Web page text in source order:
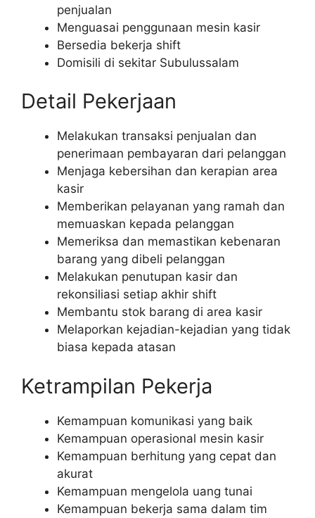
penjualan
Menguasai penggunaan mesin kasir
Bersedia bekerja shift
Domisili di sekitar Subulussalam
Detail Pekerjaan
Melakukan transaksi penjualan dan
penerimaan pembayaran dari pelanggan
Menjaga kebersihan dan kerapian area
kasir
Memberikan pelayanan yang ramah dan
memuaskan kepada pelanggan
Memeriksa dan memastikan kebenaran
barang yang dibeli pelanggan
Melakukan penutupan kasir dan
rekonsiliasi setiap akhir shift
Membantu stok barang di area kasir
Melaporkan kejadian-kejadian yang tidak
biasa kepada atasan
Ketrampilan Pekerja
Kemampuan komunikasi yang baik
Kemampuan operasional mesin kasir
Kemampuan berhitung yang cepat dan
akurat
Kemampuan mengelola uang tunai
Kemampuan bekerja sama dalam tim